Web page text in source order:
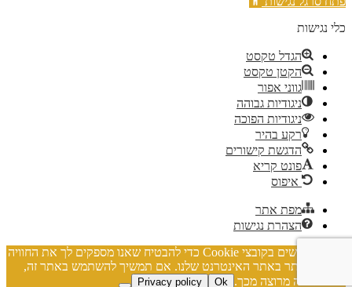
כלי נגישות
הגדל טקסט
הקטן טקסט
גווני אפור
ניגודיות גבוהה
ניגודיות הפוכה
רקע בהיר
הדגשת קישורים
פונט קריא
איפוס
מפת אתר
הצהרת נגישות
אנו משתמשים בקובצי Cookie כדי להבטיח שאנו מספקים לך את החוויה
הטובה ביותר באתר האינטרנט שלנו. אם תמשיך להשתמש באתר זה,
נניח שאתה מרוצה מכך.
Ok
Privacy policy